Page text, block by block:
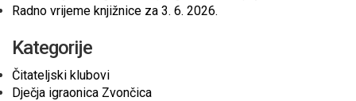
Radno vrijeme knjižnice za 3. 6. 2026.
Kategorije
Čitateljski klubovi
Dječja igraonica Zvončica